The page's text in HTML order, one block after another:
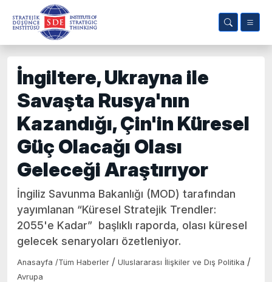
İngiltere, Ukrayna ile
Savaşta Rusya'nın
Kazandığı, Çin'in Küresel
Güç Olacağı Olası
Geleceği Araştırıyor
İngiliz Savunma Bakanlığı (MOD) tarafından
yayımlanan “Küresel Stratejik Trendler:
2055'e Kadar” başlıklı raporda, olası küresel
gelecek senaryoları özetleniyor.
Anasayfa /Tüm Haberler / Uluslararası İlişkiler ve Dış Politika /
Avrupa